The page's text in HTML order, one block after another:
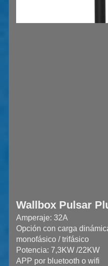
Wallbox Pulsar
Amperaje: 32A
Opción con carga
monofásico / trifásico
Potencia: 7,3KW /22KW
APP por bluetooth o wifi